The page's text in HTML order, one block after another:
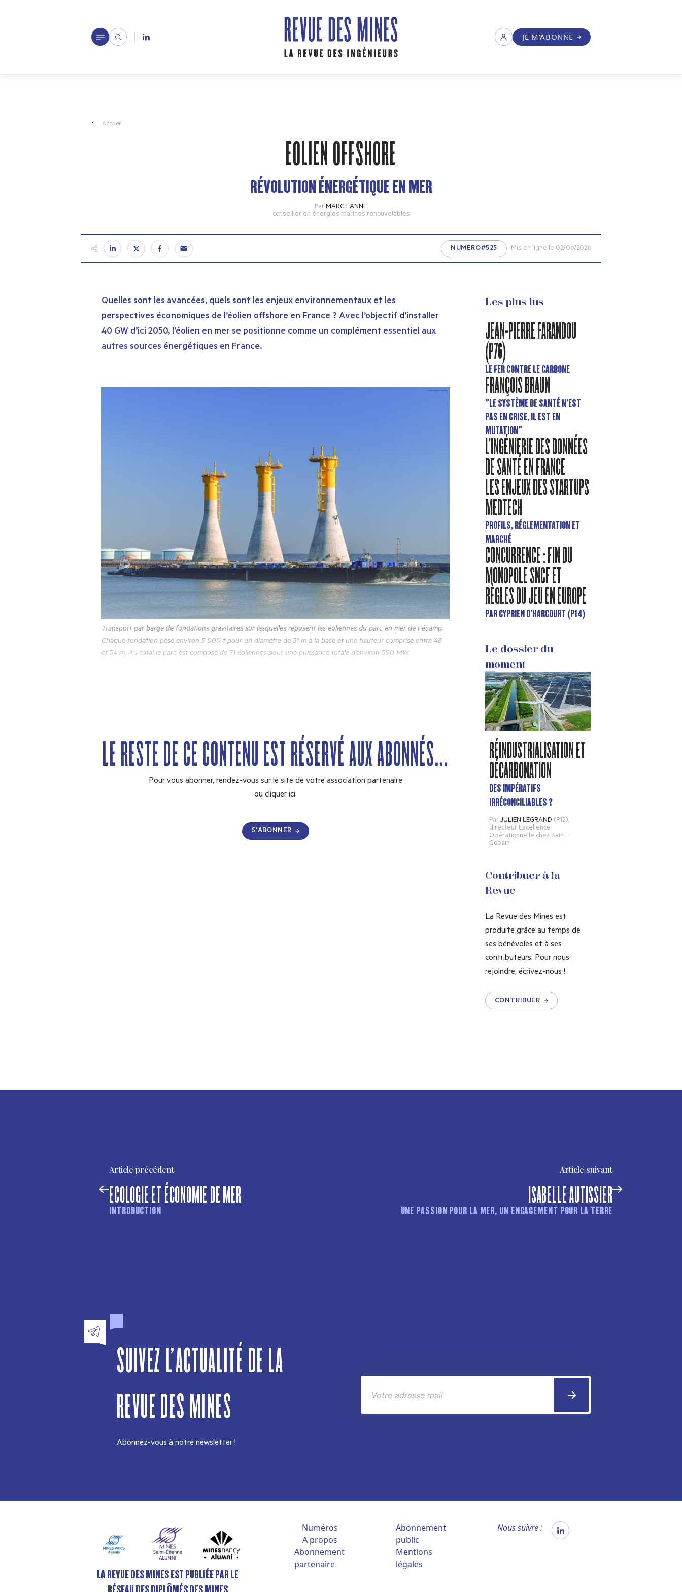
JE M'ABONNE
Accueil
EOLIEN OFFSHORE
RÉVOLUTION ÉNERGÉTIQUE EN MER
Par MARC LANNE,
conseiller en énergies marines renouvelables
NUMÉRO#525 Mis en ligne le 02/06/2026
Quelles sont les avancées, quels sont les enjeux environnementaux et les
perspectives économiques de l’éolien offshore en France ? Avec l’objectif d’installer
40 GW d’ici 2050, l’éolien en mer se positionne comme un complément essentiel aux
autres sources énergétiques en France.
Transport par barge de fondations gravitaires sur lesquelles reposent les éoliennes du parc en mer de Fécamp.
Chaque fondation pèse environ 5 000 t pour un diamètre de 31 m à la base et une hauteur comprise entre 48
et 54 m. Au total le parc est composé de 71 éoliennes pour une puissance totale d’environ 500 MW.
LE RESTE DE CE CONTENU EST RÉSERVÉ AUX ABONNÉS...
Pour vous abonner, rendez-vous sur le site de votre association partenaire
ou cliquer ici.
S'ABONNER
Les plus lus
JEAN-PIERRE FARANDOU
(P76)
LE FER CONTRE LE CARBONE
FRANÇOIS BRAUN
"LE SYSTÈME DE SANTÉ N’EST
PAS EN CRISE, IL EST EN
MUTATION"
L'INGÉNIERIE DES DONNÉES
DE SANTÉ EN FRANCE
LES ENJEUX DES STARTUPS
MEDTECH
PROFILS, RÉGLEMENTATION ET
MARCHÉ
CONCURRENCE : FIN DU
MONOPOLE SNCF ET
RÈGLES DU JEU EN EUROPE
PAR CYPRIEN D'HARCOURT (P14)
Le dossier du
moment
RÉINDUSTRIALISATION ET
DÉCARBONATION
DES IMPÉRATIFS
IRRÉCONCILIABLES ?
Par JULIEN LEGRAND (P12),
directeur Excellence
Opérationnelle chez Saint-
Gobain
Contribuer à la
Revue
La Revue des Mines est
produite grâce au temps de
ses bénévoles et à ses
contributeurs. Pour nous
rejoindre, écrivez-nous !
CONTRIBUER
Article précédent
ECOLOGIE ET ÉCONOMIE DE MER
INTRODUCTION
Article suivant
ISABELLE AUTISSIER
UNE PASSION POUR LA MER, UN ENGAGEMENT POUR LA TERRE
SUIVEZ L'ACTUALITÉ DE LA
REVUE DES MINES
Abonnez-vous à notre newsletter !
LA REVUE DES MINES EST PUBLIÉE PAR LE
Numéros
A propos
Abonnement
partenaire
Abonnement
public
Mentions
légales
Nous suivre :